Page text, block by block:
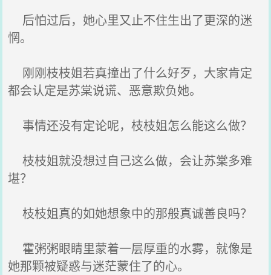
后怕过后，她心里又止不住生出了更深的迷
惘。
刚刚枝枝姐若真撞出了什么好歹，大家肯定
都会认定是苏棠说谎、恶意欺负她。
事情还没有定论呢，枝枝姐怎么能这么做？
枝枝姐就没想过自己这么做，会让苏棠多难
堪？
枝枝姐真的如她想象中的那般真诚善良吗？
霍粥粥眼睛里蒙着一层厚重的水雾，就像是
她那颗被疑惑与迷茫蒙住了的心。